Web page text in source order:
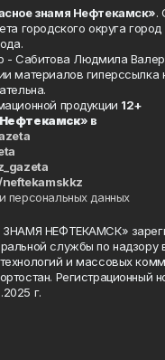
знамя Нефтекамск».
городского округа
- Сабитова Людмила
материалов гиперссылка
продукции 12+
Нефтекамск» в
персональных данных
ЗНАМЯ НЕФТЕКАМСК»
службы по надзору
и массовых
г.